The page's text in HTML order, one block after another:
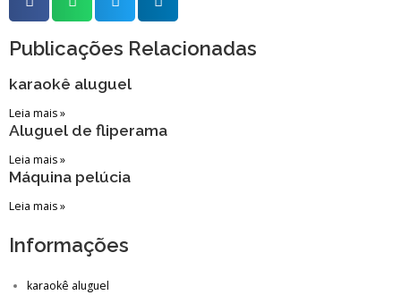
Publicações Relacionadas
karaokê aluguel
Leia mais »
Aluguel de fliperama
Leia mais »
Máquina pelúcia
Leia mais »
Informações
karaokê aluguel